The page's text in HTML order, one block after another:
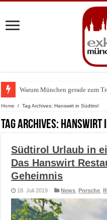
Warum München gerade zum
BMW Art Cars in München:
Home / Tag Archives: Hanswirt in Südtirol
Tag Archives: Hanswirt
Südtirol Urlaub in
Das Hanswirt
Geheimnis
18. Juli 2019 News ,Porsche ,